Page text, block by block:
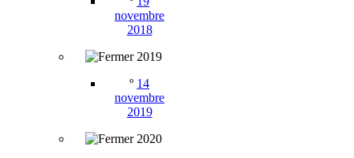
novembre
2018
2019
º 14
novembre
2019
2020